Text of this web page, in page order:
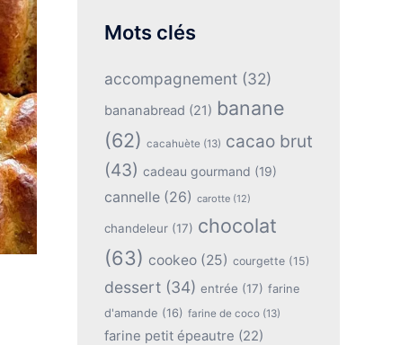
Mots clés
accompagnement(32)
bananabread (21) banane
(62) cacahuète (13) cacao brut
(43) cadeau gourmand (19)
cannelle(26) carotte(12)
chandeleur(17) chocolat
(63) cookeo(25) courgette(15)
dessert(34) entrée (17) farine
d'amande (16) farine de coco(13)
farine petit épeautre (22)